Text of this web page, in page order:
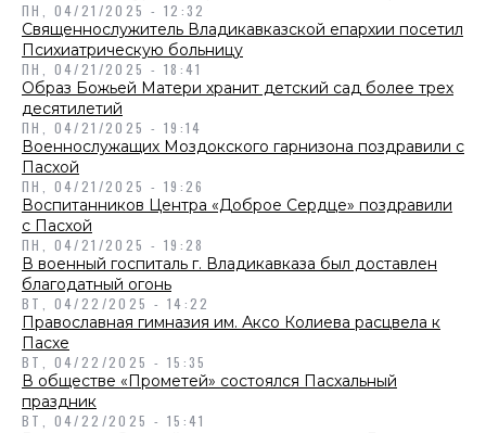
ПН, 04/21/2025 - 12:32
Священнослужитель Владикавказской епархии посетил
Психиатрическую больницу
ПН, 04/21/2025 - 18:41
Образ Божьей Матери хранит детский сад более трех
десятилетий
ПН, 04/21/2025 - 19:14
Военнослужащих Моздокского гарнизона поздравили с
Пасхой
ПН, 04/21/2025 - 19:26
Воспитанников Центра «Доброе Сердце» поздравили
с Пасхой
ПН, 04/21/2025 - 19:28
В военный госпиталь г. Владикавказа был доставлен
благодатный огонь
ВТ, 04/22/2025 - 14:22
Православная гимназия им. Аксо Колиева расцвела к
Пасхе
ВТ, 04/22/2025 - 15:35
В обществе «Прометей» состоялся Пасхальный
праздник
ВТ, 04/22/2025 - 15:41